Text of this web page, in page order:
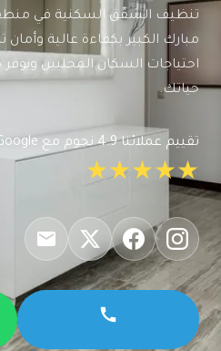
تنظيف الشقق السكنية في
مبارك الكبير بكفاءة عالية وأمان
احتياجات السكان المحليين
حياتك.
تقييم عملائنا 4.9 نجوم مع Google
★★★★★